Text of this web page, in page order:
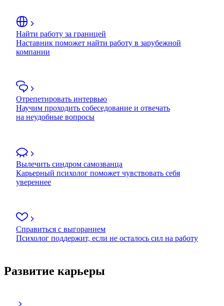
Найти работу за границей
Наставник поможет найти работу в зарубежной
компании
Отрепетировать интервью
Научим проходить собеседование и отвечать
на неудобные вопросы
Вылечить синдром самозванца
Карьерный психолог поможет чувствовать себя
увереннее
Справиться с выгоранием
Психолог поддержит, если не осталось сил на работу
Развитие карьеры